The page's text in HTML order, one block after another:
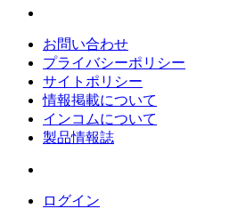
お問い合わせ
プライバシーポリシー
サイトポリシー
情報掲載について
インコムについて
製品情報誌
ログイン